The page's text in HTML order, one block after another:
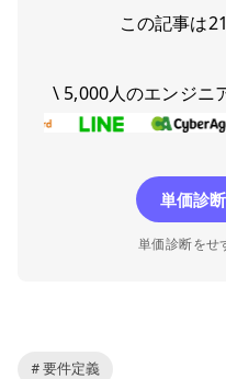
この記事は
\ 5,000人のエンジニ
単価診
単価診断をせ
# 要件定義